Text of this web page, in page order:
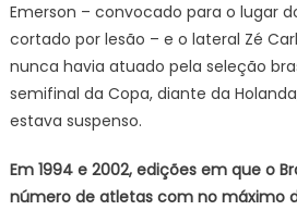
Emerson – convocado para o lugar
cortado por lesão – e o lateral Zé
nunca havia atuado pela seleção
semifinal da Copa, diante da
estava suspenso.
Em 1994 e 2002, edições em que o
número de atletas com no máximo